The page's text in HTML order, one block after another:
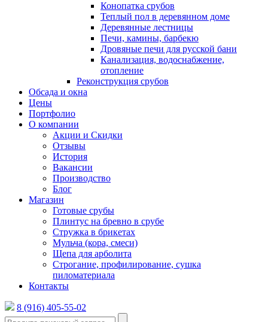
Конопатка срубов
Теплый пол в деревянном доме
Деревянные лестницы
Печи, камины, барбекю
Дровяные печи для русской бани
Канализация, водоснабжение,
отопление
Реконструкция срубов
Обсада и окна
Цены
Портфолио
О компании
Акции и Скидки
Отзывы
История
Вакансии
Производство
Блог
Магазин
Готовые срубы
Плинтус на бревно в срубе
Стружка в брикетах
Мульча (кора, смеси)
Щепа для арболита
Строгание, профилирование, сушка
пиломатериала
Контакты
8 (916) 405-55-02